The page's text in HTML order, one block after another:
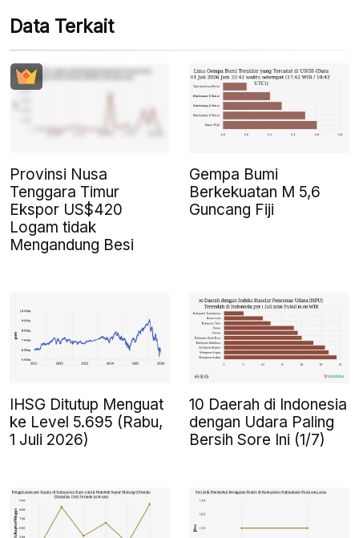
Data Terkait
Provinsi Nusa
Tenggara Timur
Ekspor US$420
Logam tidak
Mengandung Besi
Gempa Bumi
Berkekuatan M 5,6
Guncang Fiji
IHSG Ditutup Menguat
ke Level 5.695 (Rabu,
1 Juli 2026)
10 Daerah di Indonesia
dengan Udara Paling
Bersih Sore Ini (1/7)